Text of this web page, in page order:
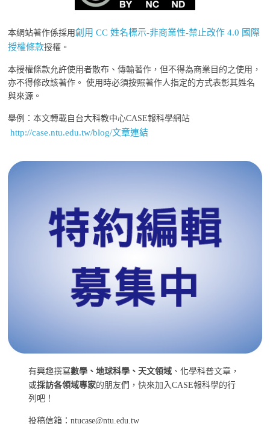
本網站著作係採用創用 CC 姓名標示-非商業性-禁止改作 4.0 國際
授權條款授權。
本授權條款允許使用者散布、傳輸著作，但不得為商業目的之使用，
亦不得修改該著作。 使用時必須按照著作人指定的方式表彰其姓名
與來源。
舉例：本文轉載自台大科教中心CASE報科學網站
http://case.ntu.edu.tw/blog/文章連結
有興趣撰寫數學、地球科學、天文領域 、化學科普文章，
或採訪各領域專家的朋友們，快來加入CASE報科學的行
列吧！
投稿信箱：ntucase@ntu.edu.tw